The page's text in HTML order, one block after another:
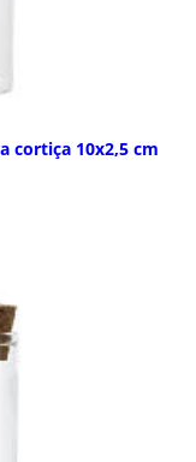
cortiça 10x2,5 cm